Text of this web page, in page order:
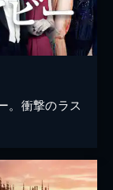
。衝撃のラス